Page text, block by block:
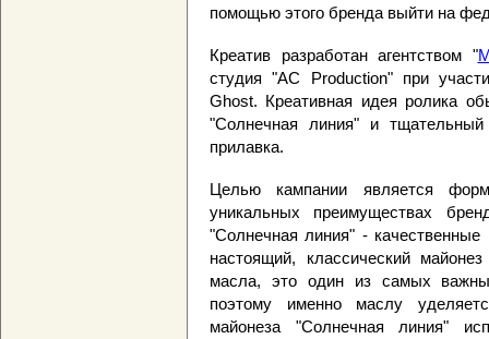
помощью этого бренда выйти на
Креатив разработан агентством "
студия "AC Production" при
Ghost. Креативная идея ролика
"Солнечная линия" и
прилавка.
Целью кампании является
уникальных преимуществах
"Солнечная линия" -
настоящий, классический
масла, это один из самых
поэтому именно маслу
майонеза "Солнечная линия"